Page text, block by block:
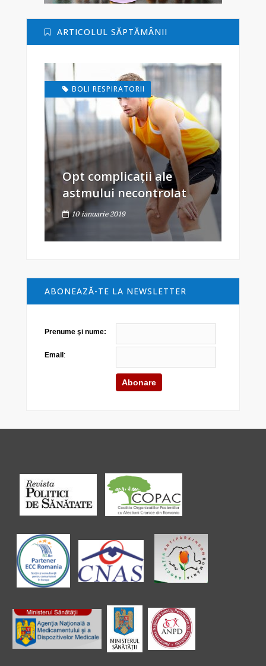
ARTICOLUL SĂPTĂMÂNII
BOLI RESPIRATORII
Opt complicații ale
astmului necontrolat
10 ianuarie 2019
ABONEAZĂ-TE LA NEWSLETTER
Prenume şi nume:
Email :